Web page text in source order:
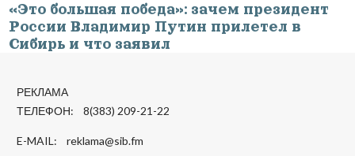
«Это большая победа»: зачем президент
России Владимир Путин прилетел в
Сибирь и что заявил
РЕКЛАМА
ТЕЛЕФОН: 8(383) 209-21-22
E-MAIL: reklama@sib.fm